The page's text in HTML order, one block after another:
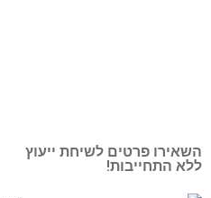
פרטים לשיחת ייעוץ
התחייבות!